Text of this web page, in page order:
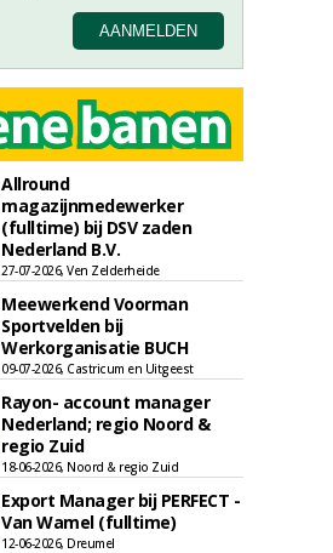
Allround
magazijnmedewerker
(fulltime) bij DSV zaden
Nederland B.V.
27-07-2026, Ven Zelderheide
Meewerkend Voorman
Sportvelden bij
Werkorganisatie BUCH
09-07-2026, Castricum en Uitgeest
Rayon- account manager
Nederland; regio Noord &
regio Zuid
18-06-2026, Noord & regio Zuid
Export Manager bij PERFECT -
Van Wamel (fulltime)
12-06-2026, Dreumel